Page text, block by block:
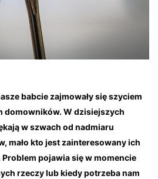
babcie zajmowały się szyciem
domowników. W dzisiejszych
w szwach od nadmiaru
mało kto jest zainteresowany ich
pojawia się w momencie
rzeczy lub kiedy potrzeba nam